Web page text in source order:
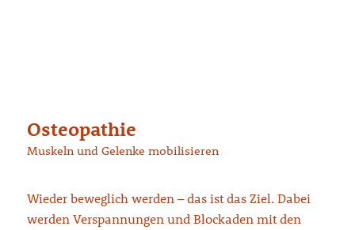
Osteopathie
Muskeln und Gelenke mobilisieren
Wieder beweglich werden – das ist das Ziel. Dabei
werden Verspannungen und Blockaden mit den